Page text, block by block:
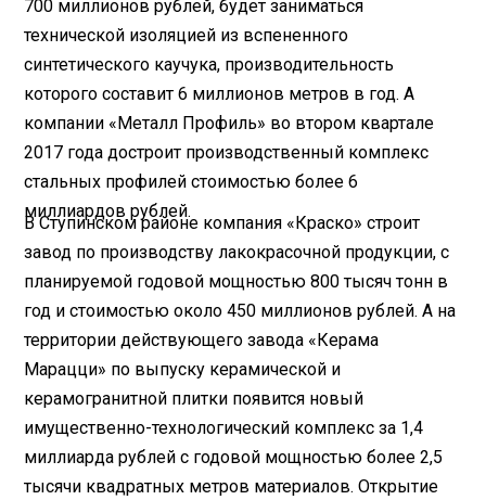
700 миллионов рублей, будет заниматься
технической изоляцией из вспененного
синтетического каучука, производительность
которого составит 6 миллионов метров в год. А
компании «Металл Профиль» во втором квартале
2017 года достроит производственный комплекс
стальных профилей стоимостью более 6
миллиардов рублей.
В Ступинском районе компания «Краско» строит
завод по производству лакокрасочной продукции, с
планируемой годовой мощностью 800 тысяч тонн в
год и стоимостью около 450 миллионов рублей. А на
территории действующего завода «Керама
Марацци» по выпуску керамической и
керамогранитной плитки появится новый
имущественно-технологический комплекс за 1,4
миллиарда рублей с годовой мощностью более 2,5
тысячи квадратных метров материалов. Открытие